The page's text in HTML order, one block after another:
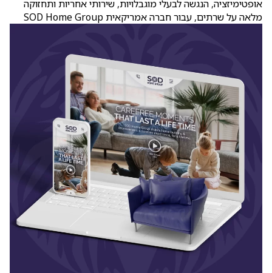
אופטימיזציה, הנגשה לבעלי מוגבלויות, שירותי אחריות ותחזוקה
מלאה על שרתים, עבור חברה אמריקאית SOD Home Group